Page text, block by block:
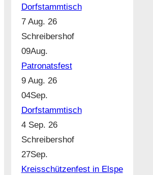
Dorfstammtisch
7 Aug. 26
Schreibershof
09Aug.
Patronatsfest
9 Aug. 26
04Sep.
Dorfstammtisch
4 Sep. 26
Schreibershof
27Sep.
Kreisschützenfest in Elspe